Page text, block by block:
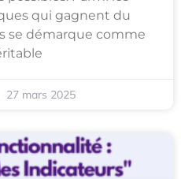
qui gagnent du
se démarque comme
27 mars 2025